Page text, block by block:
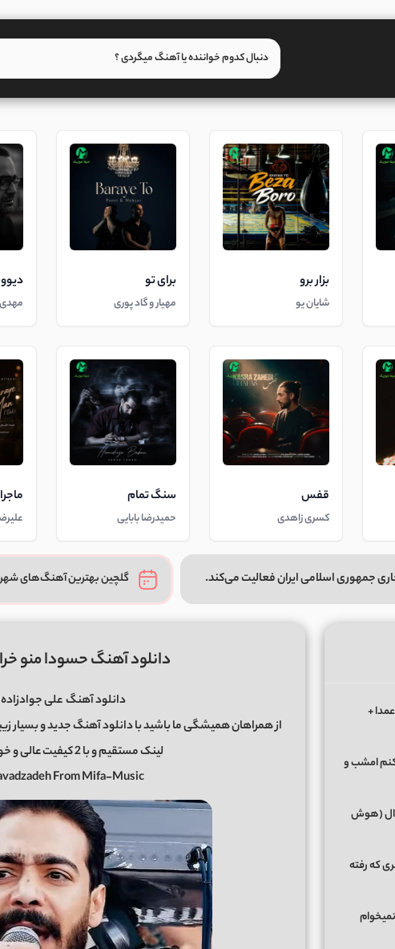
بزار برو
شایان یو
برای تو
مهیار و گاد پوری
قفس
کسری زاهدی
سنگ تمام
حمیدرضا بابایی
جمهوری اسلامی ایران فعالیت می‌کند. گلچین بهترین آهنگ‌های
دانلود آهنگ حسودا منو
دانلود آهنگعلی
از همراهان همیشگی ما باشید با دانلود آهنگ جدید و بسیار
لینک مستقیم و با 2 کیفیت عالی و خوب در رسانه معتبر
From Mifa-Music
+
امشب و
(هوش
که رفته